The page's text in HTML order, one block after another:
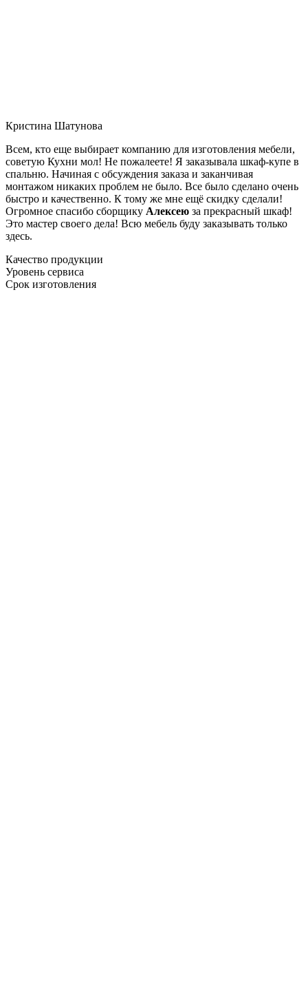
Кристина Шатунова
Всем, кто еще выбирает компанию для изготовления мебели,
советую Кухни мол! Не пожалеете! Я заказывала шкаф-купе в
спальню. Начиная с обсуждения заказа и заканчивая
монтажом никаких проблем не было. Все было сделано очень
быстро и качественно. К тому же мне ещё скидку сделали!
Огромное спасибо сборщику Алексею за прекрасный шкаф!
Это мастер своего дела! Всю мебель буду заказывать только
здесь.
Качество продукции
Уровень сервиса
Срок изготовления